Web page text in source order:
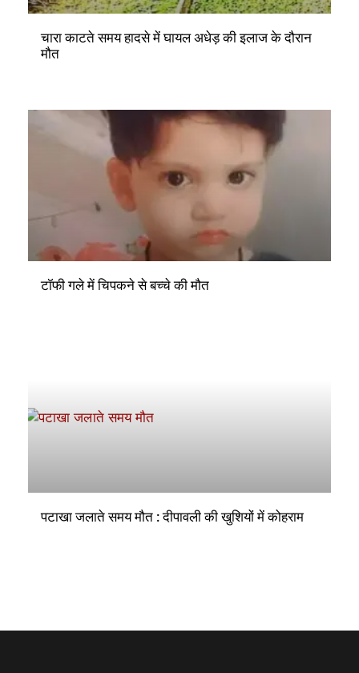
चारा काटते समय हादसे में घायल अधेड़ की इलाज के दौरान
मौत
टॉफी गले में चिपकने से बच्चे की मौत
पटाखा जलाते समय मौत : दीपावली की खुशियों में कोहराम